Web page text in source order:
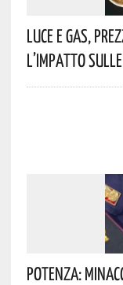
Luce E Gas,
L’impatto
Potenza: